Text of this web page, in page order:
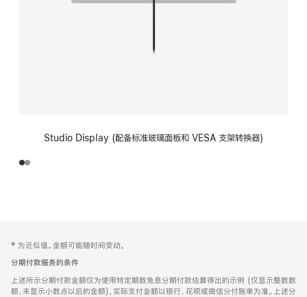
Studio Display (配备标准玻璃面板和 VESA 支架转换器)
页
页
脚
注
‡ 为近似值。金额可能随时间变动。
分期付款服务的条件
上述所示分期付款金额仅为使用特定期数免息分期付款估算得出的示例 (仅显示整数数
额，未显示小数点以后的金额)，实际支付金额以银行、花呗或微信分付账单为准。上述分